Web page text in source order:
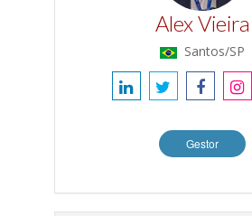
Alex Vieira
Santos/SP
Gestor